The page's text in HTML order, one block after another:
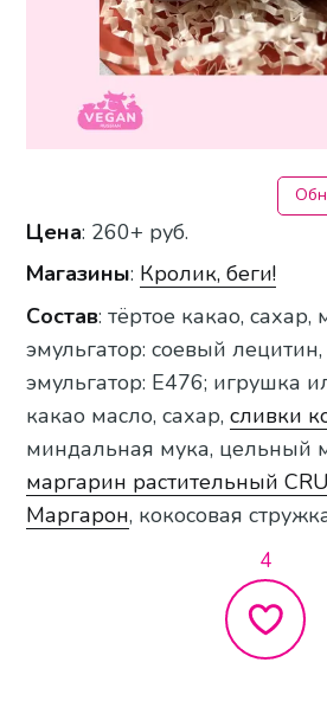
Цена: 260+ руб.
Магазины: Кролик, беги!
Состав: тёртое какао, сахар,
эмульгатор: соевый
эмульгатор: Е476; игрушка
какао масло, сахар,сливки
миндальная мука, цельный
маргарин растительный
Маргарон, кокосовая
4